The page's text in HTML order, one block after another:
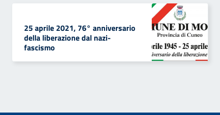
25 aprile 2021, 76° anniversario
della liberazione dal nazi-
fascismo